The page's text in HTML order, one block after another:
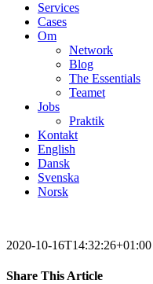
Services
Cases
Om
Network
Blog
The Essentials
Teamet
Jobs
Praktik
Kontakt
English
Dansk
Svenska
Norsk
2020-10-16T14:32:26+01:00
Share This Article